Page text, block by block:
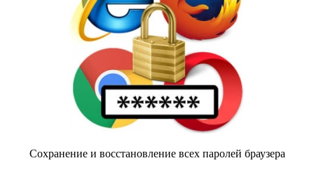
Сохранение и восстановление всех паролей браузера